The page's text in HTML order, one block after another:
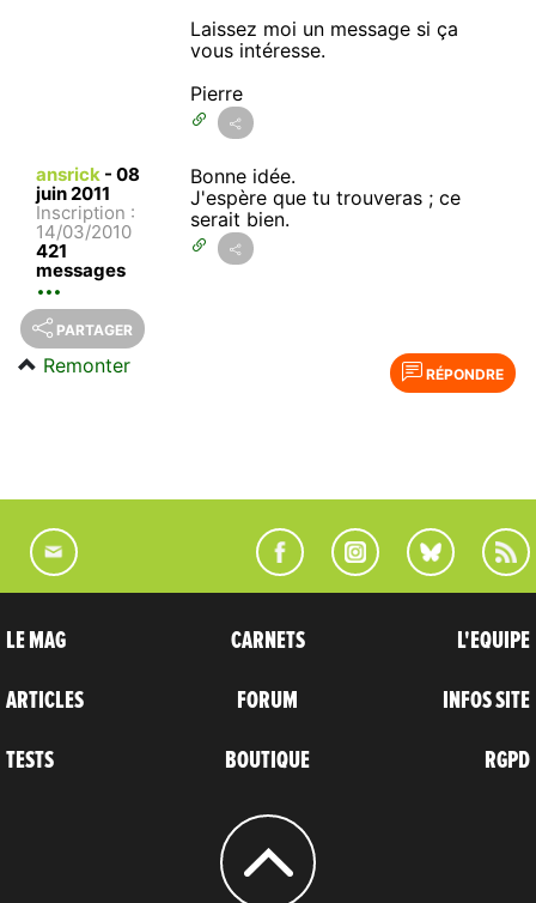
Laissez moi un message si ça
vous intéresse.
Pierre
ansrick - 08
juin 2011
Inscription :
14/03/2010
421
messages
Bonne idée.
J'espère que tu trouveras ; ce
serait bien.
PARTAGER
RÉPONDRE
Remonter
LE MAG
ARTICLES
TESTS
CARNETS
FORUM
BOUTIQUE
L'EQUIPE
INFOS SITE
RGPD